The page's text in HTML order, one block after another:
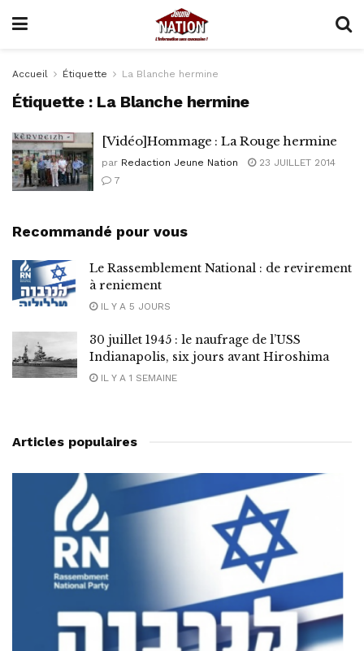
Accueil Étiquette La Blanche hermine
Étiquette : La Blanche hermine
[Vidéo]Hommage : La Rouge hermine
par Redaction Jeune Nation
23 JUILLET 2014
7
Recommandé pour vous
Le Rassemblement National : de revirement
à reniement
IL Y A 5 JOURS
30 juillet 1945 : le naufrage de l’USS
Indianapolis, six jours avant Hiroshima
IL Y A 1 SEMAINE
Articles populaires